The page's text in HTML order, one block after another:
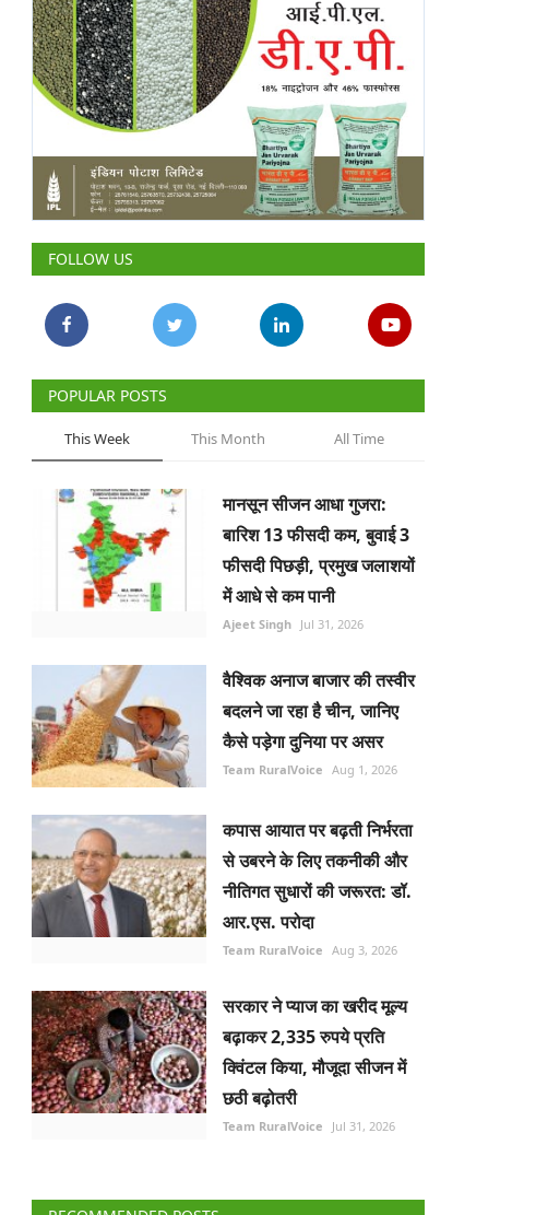
FOLLOW US
POPULAR POSTS
This Week This Month All Time
मानसून सीजन आधा गुजरा:
बारिश 13 फीसदी कम, बुवाई 3
फीसदी पिछड़ी, प्रमुख जलाशयों
में आधे से कम पानी
Ajeet Singh Jul 31, 2026
वैश्विक अनाज बाजार की तस्वीर
बदलने जा रहा है चीन, जानिए
कैसे पड़ेगा दुनिया पर असर
Team RuralVoice Aug 1, 2026
कपास आयात पर बढ़ती निर्भरता
से उबरने के लिए तकनीकी और
नीतिगत सुधारों की जरूरत: डॉ.
आर.एस. परोदा
Team RuralVoice Aug 3, 2026
सरकार ने प्याज का खरीद मूल्य
बढ़ाकर 2,335 रुपये प्रति
क्विंटल किया, मौजूदा सीजन में
छठी बढ़ोतरी
Team RuralVoice Jul 31, 2026